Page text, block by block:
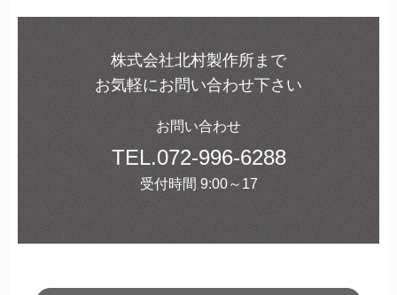
株式会社北村製作所まで
お気軽にお問い合わせ下さい
お問い合わせ
TEL.072-996-6288
受付時間 9:00～17